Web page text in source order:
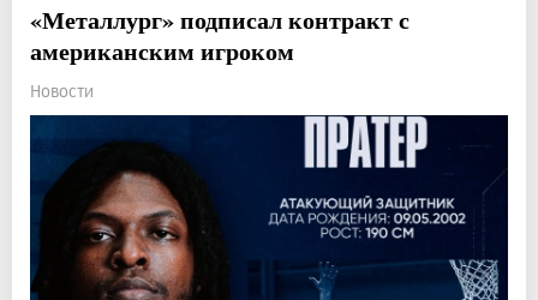
«Металлург» подписал контракт с
американским игроком
Новости